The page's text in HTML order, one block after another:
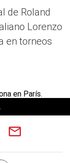
de Roland
Lorenzo
en torneos